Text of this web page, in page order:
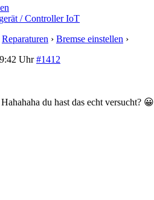
/ Controller IoT
Reparaturen › Bremse einstellen ›
Uhr #1412
du hast das echt versucht? 😀